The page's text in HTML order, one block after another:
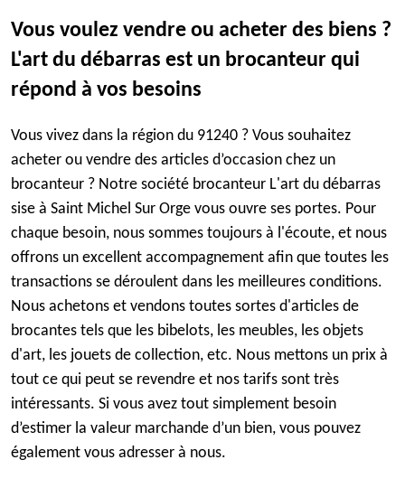
Vous voulez vendre ou acheter des biens ?
L'art du débarras est un brocanteur qui
répond à vos besoins
Vous vivez dans la région du 91240 ? Vous souhaitez
acheter ou vendre des articles d’occasion chez un
brocanteur ? Notre société brocanteur L'art du débarras
sise à Saint Michel Sur Orge vous ouvre ses portes. Pour
chaque besoin, nous sommes toujours à l'écoute, et nous
offrons un excellent accompagnement afin que toutes les
transactions se déroulent dans les meilleures conditions.
Nous achetons et vendons toutes sortes d'articles de
brocantes tels que les bibelots, les meubles, les objets
d'art, les jouets de collection, etc. Nous mettons un prix à
tout ce qui peut se revendre et nos tarifs sont très
intéressants. Si vous avez tout simplement besoin
d’estimer la valeur marchande d’un bien, vous pouvez
également vous adresser à nous.